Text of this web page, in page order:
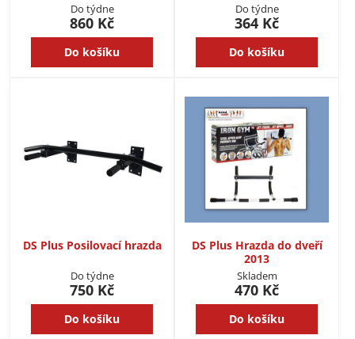
Do týdne
860 Kč
Do košíku
Do týdne
364 Kč
Do košíku
DS Plus Posilovací hrazda
Do týdne
750 Kč
Do košíku
DS Plus Hrazda do dveří
2013
Skladem
470 Kč
Do košíku